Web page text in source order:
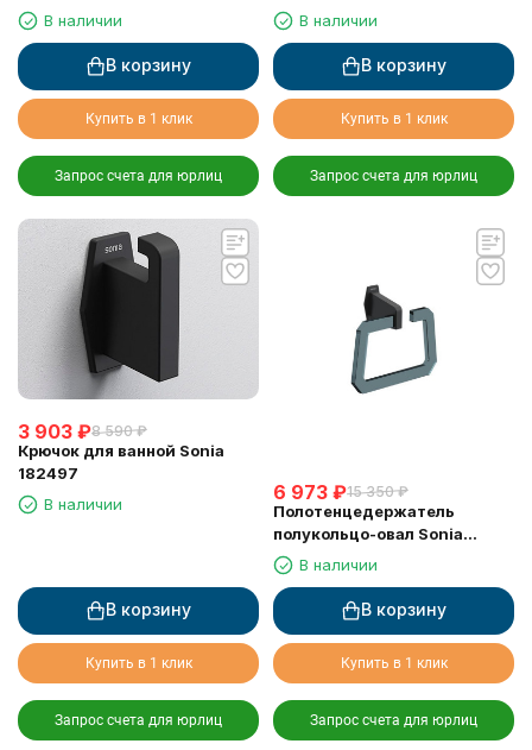
В наличии
В корзину
Купить в 1 клик
Запрос счета для юрлиц
В наличии
В корзину
Купить в 1 клик
Запрос счета для юрлиц
3 903 ₽8 590 ₽
Крючок для ванной Sonia
182497
В наличии
В корзину
Купить в 1 клик
Запрос счета для юрлиц
6 973 ₽15 350 ₽
Полотенцедержатель
полукольцо-овал Sonia
182466В наличии
В корзину
Купить в 1 клик
Запрос счета для юрлиц